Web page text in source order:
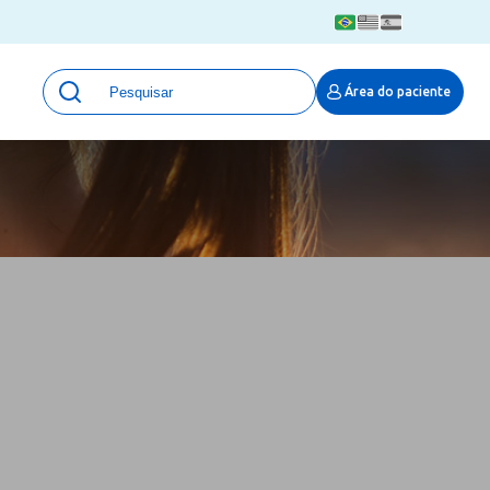
Área do paciente
Unidades
Qualidade e Segurança em saúde
Portal Pesquisa
Programa de Qualidade em Pesquisa
(ProQuali)